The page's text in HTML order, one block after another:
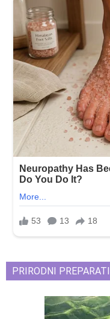
PRIRODNI